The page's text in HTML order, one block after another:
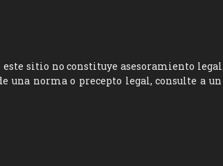
sitio no constituye asesoramiento
una norma o precepto legal, consulte a un